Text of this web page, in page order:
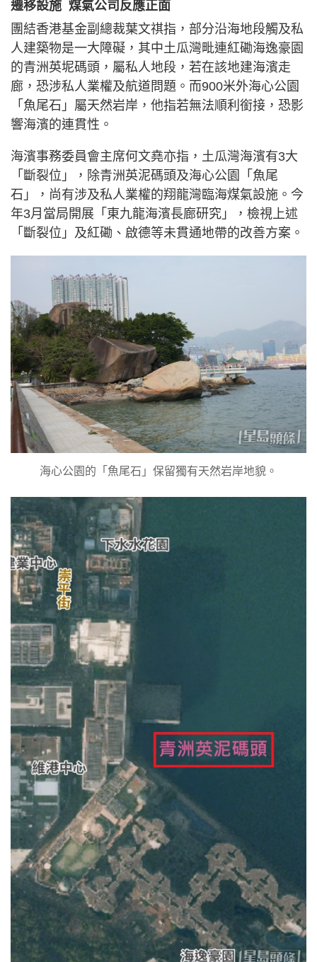
遷移設施 煤氣公司反應正面
團結香港基金副總裁葉文祺指，部分沿海地段觸及私
人建築物是一大障礙，其中土瓜灣毗連紅磡海逸豪園
的青洲英坭碼頭，屬私人地段，若在該地建海濱走
廊，恐涉私人業權及航道問題。而900米外海心公園
「魚尾石」屬天然岩岸，他指若無法順利銜接，恐影
響海濱的連貫性。
海濱事務委員會主席何文堯亦指，土瓜灣海濱有3大
「斷裂位」，除青洲英泥碼頭及海心公園「魚尾
石」，尚有涉及私人業權的翔龍灣臨海煤氣設施。今
年3月當局開展「東九龍海濱長廊研究」，檢視上述
「斷裂位」及紅磡、啟德等未貫通地帶的改善方案。
海心公園的「魚尾石」保留獨有天然岩岸地貌。